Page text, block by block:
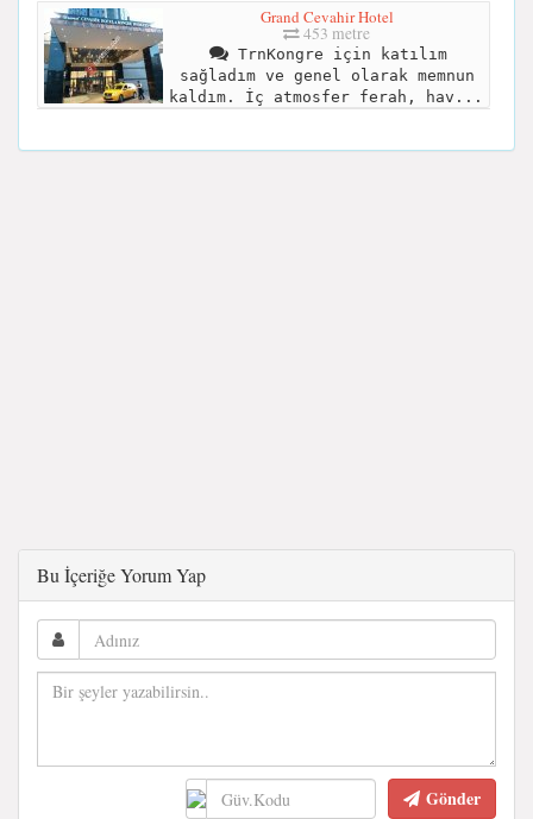
Grand Cevahir Hotel
453 metre
TrnKongre için katılım
sağladım ve genel olarak memnun
kaldım. İç atmosfer ferah, hav...
Bu İçeriğe Yorum Yap
Gönder